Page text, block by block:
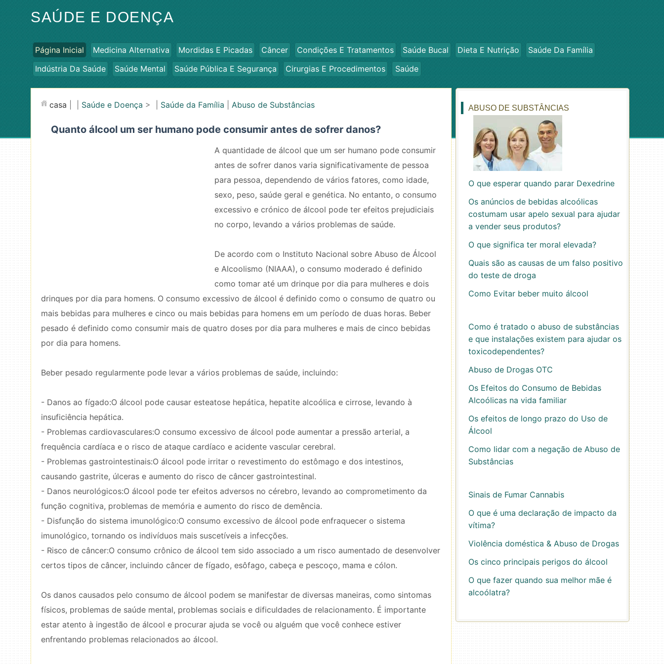
SAÚDE E DOENÇA
Página Inicial Medicina Alternativa Mordidas E Picadas Câncer Condições E Tratamentos Saúde Bucal Dieta E Nutrição
Saúde Da Família
Indústria Da Saúde
Saúde Mental Saúde Pública E Segurança Cirurgias E Procedimentos Saúde
casa Saúde e Doença > | Saúde da Família Abuso de Substâncias
Quanto álcool um ser humano pode consumir antes de sofrer danos?
A quantidade de álcool que um ser humano pode consumir
antes de sofrer danos varia significativamente de pessoa
para pessoa, dependendo de vários fatores, como idade,
sexo, peso, saúde geral e genética. No entanto, o consumo
excessivo e crónico de álcool pode ter efeitos prejudiciais
no corpo, levando a vários problemas de saúde.
De acordo com o Instituto Nacional sobre Abuso de Álcool
e Alcoolismo (NIAAA), o consumo moderado é definido
como tomar até um drinque por dia para mulheres e dois
drinques por dia para homens. O consumo excessivo de álcool é definido como o consumo de quatro ou
mais bebidas para mulheres e cinco ou mais bebidas para homens em um período de duas horas. Beber
pesado é definido como consumir mais de quatro doses por dia para mulheres e mais de cinco bebidas
por dia para homens.
Beber pesado regularmente pode levar a vários problemas de saúde, incluindo:
- Danos ao fígado:O álcool pode causar esteatose hepática, hepatite alcoólica e cirrose, levando à
insuficiência hepática.
- Problemas cardiovasculares:O consumo excessivo de álcool pode aumentar a pressão arterial, a
frequência cardíaca e o risco de ataque cardíaco e acidente vascular cerebral.
- Problemas gastrointestinais:O álcool pode irritar o revestimento do estômago e dos intestinos,
causando gastrite, úlceras e aumento do risco de câncer gastrointestinal.
- Danos neurológicos:O álcool pode ter efeitos adversos no cérebro, levando ao comprometimento da
função cognitiva, problemas de memória e aumento do risco de demência.
- Disfunção do sistema imunológico:O consumo excessivo de álcool pode enfraquecer o sistema
imunológico, tornando os indivíduos mais suscetíveis a infecções.
- Risco de câncer:O consumo crônico de álcool tem sido associado a um risco aumentado de desenvolver
certos tipos de câncer, incluindo câncer de fígado, esôfago, cabeça e pescoço, mama e cólon.
Os danos causados ​​pelo consumo de álcool podem se manifestar de diversas maneiras, como sintomas
físicos, problemas de saúde mental, problemas sociais e dificuldades de relacionamento. É importante
estar atento à ingestão de álcool e procurar ajuda se você ou alguém que você conhece estiver
enfrentando problemas relacionados ao álcool.
ABUSO DE SUBSTÂNCIAS
O que esperar quando parar Dexedrine
Os anúncios de bebidas alcoólicas
costumam usar apelo sexual para ajudar
a vender seus produtos?
O que significa ter moral elevada?
Quais são as causas de um falso positivo
do teste de droga
Como Evitar beber muito álcool
Como é tratado o abuso de substâncias
e que instalações existem para ajudar os
toxicodependentes?
Abuso de Drogas OTC
Os Efeitos do Consumo de Bebidas
Alcoólicas na vida familiar
Os efeitos de longo prazo do Uso de
Álcool
Como lidar com a negação de Abuso de
Substâncias
Sinais de Fumar Cannabis
O que é uma declaração de impacto da
vítima?
Violência doméstica & Abuso de Drogas
Os cinco principais perigos do álcool
O que fazer quando sua melhor mãe é
alcoólatra?